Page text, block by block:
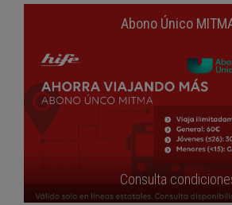
Abono Único
Consulta